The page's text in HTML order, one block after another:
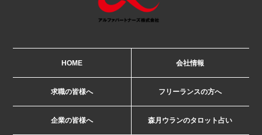
HOME 会社情報
求職の皆様へ フリーランスの方へ
企業の皆様へ 森月ウランのタロット占い